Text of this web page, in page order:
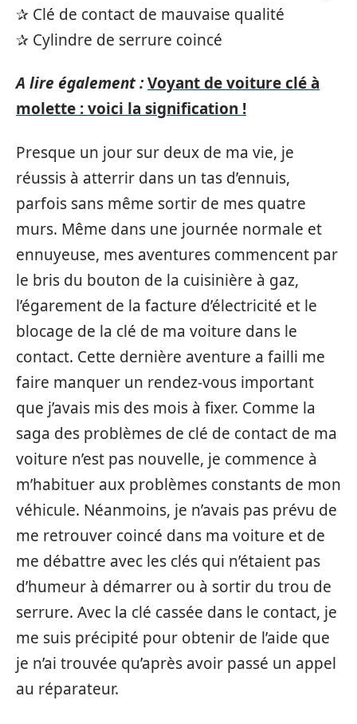
✰ Clé de contact de mauvaise qualité
✰ Cylindre de serrure coincé
A lire également :Voyant de voiture clé à
molette : voici la signification !
Presque un jour sur deux de ma vie, je
réussis à atterrir dans un tas d’ennuis,
parfois sans même sortir de mes quatre
murs. Même dans une journée normale et
ennuyeuse, mes aventures commencent par
le bris du bouton de la cuisinière à gaz,
l’égarement de la facture d’électricité et le
blocage de la clé de ma voiture dans le
contact. Cette dernière aventure a failli me
faire manquer un rendez-vous important
que j’avais mis des mois à fixer. Comme la
saga des problèmes de clé de contact de ma
voiture n’est pas nouvelle, je commence à
m’habituer aux problèmes constants de mon
véhicule. Néanmoins, je n’avais pas prévu de
me retrouver coincé dans ma voiture et de
me débattre avec les clés qui n’étaient pas
d’humeur à démarrer ou à sortir du trou de
serrure. Avec la clé cassée dans le contact, je
me suis précipité pour obtenir de l’aide que
je n’ai trouvée qu’après avoir passé un appel
au réparateur.